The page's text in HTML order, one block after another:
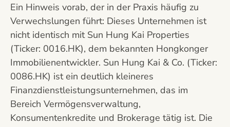
Ein Hinweis vorab, der in der Praxis häufig zu
Verwechslungen führt: Dieses Unternehmen ist
nicht identisch mit Sun Hung Kai Properties
(Ticker: 0016.HK), dem bekannten Hongkonger
Immobilienentwickler. Sun Hung Kai & Co. (Ticker:
0086.HK) ist ein deutlich kleineres
Finanzdienstleistungsunternehmen, das im
Bereich Vermögensverwaltung,
Konsumentenkredite und Brokerage tätig ist. Die